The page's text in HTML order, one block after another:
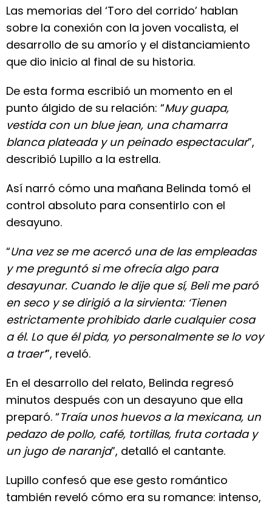
Las memorias del ‘Toro del corrido’ hablan
sobre la conexión con la joven vocalista, el
desarrollo de su amorío y el distanciamiento
que dio inicio al final de su historia.
De esta forma escribió un momento en el
punto álgido de su relación: “Muy guapa,
vestida con un blue jean, una chamarra
blanca plateada y un peinado espectacular”,
describió Lupillo a la estrella.
Así narró cómo una mañana Belinda tomó el
control absoluto para consentirlo con el
desayuno.
“Una vez se me acercó una de las empleadas
y me preguntó si me ofrecía algo para
desayunar. Cuando le dije que sí, Beli me paró
en seco y se dirigió a la sirvienta: ‘Tienen
estrictamente prohibido darle cualquier cosa
a él. Lo que él pida, yo personalmente se lo voy
a traer’”, reveló.
En el desarrollo del relato, Belinda regresó
minutos después con un desayuno que ella
preparó. “Traía unos huevos a la mexicana, un
pedazo de pollo, café, tortillas, fruta cortada y
un jugo de naranja”, detalló el cantante.
Lupillo confesó que ese gesto romántico
también reveló cómo era su romance: intenso,